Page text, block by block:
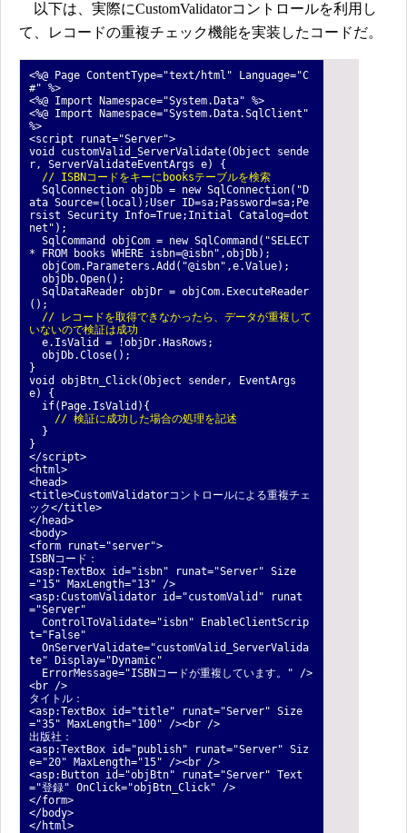
以下は、実際にCustomValidatorコントロールを利用し
て、レコードの重複チェック機能を実装したコードだ。
<%@ Page ContentType="text/html" Language="C
#" %>
<%@ Import Namespace="System.Data" %>
<%@ Import Namespace="System.Data.SqlClient"
%>
<script runat="Server">
void customValid_ServerValidate(Object sende
r, ServerValidateEventArgs e) {
// ISBNコードをキーにbooksテーブルを検索
SqlConnection objDb = new SqlConnection("D
ata Source=(local);User ID=sa;Password=sa;Pe
rsist Security Info=True;Initial Catalog=dot
net");
SqlCommand objCom = new SqlCommand("SELECT
* FROM books WHERE isbn=@isbn",objDb);
objCom.Parameters.Add("@isbn",e.Value);
objDb.Open();
SqlDataReader objDr = objCom.ExecuteReader
();
// レコードを取得できなかったら、データが重複して
いないので検証は成功
e.IsValid = !objDr.HasRows;
objDb.Close();
}
void objBtn_Click(Object sender, EventArgs
e) {
if(Page.IsValid){
// 検証に成功した場合の処理を記述
}
}
</script>
<html>
<head>
<title>CustomValidatorコントロールによる重複チェ
ック</title>
</head>
<body>
<form runat="server">
ISBNコード：
<asp:TextBox id="isbn" runat="Server" Size
="15" MaxLength="13" />
<asp:CustomValidator id="customValid" runat
="Server"
ControlToValidate="isbn" EnableClientScrip
t="False"
OnServerValidate="customValid_ServerValida
te" Display="Dynamic"
ErrorMessage="ISBNコードが重複しています。" />
<br />
タイトル：
<asp:TextBox id="title" runat="Server" Size
="35" MaxLength="100" /><br />
出版社：
<asp:TextBox id="publish" runat="Server" Siz
e="20" MaxLength="15" /><br />
<asp:Button id="objBtn" runat="Server" Text
="登録" OnClick="objBtn_Click" />
</form>
</body>
</html>